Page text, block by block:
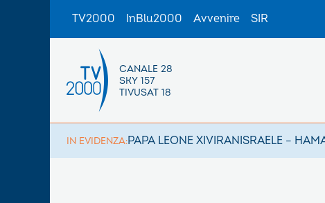
TV2000 InBlu2000 Avvenire SIR
CANALE 28
SKY 157
TIVUSAT 18
IN EVIDENZA:PAPA LEONE XIVIRANISRAELE –